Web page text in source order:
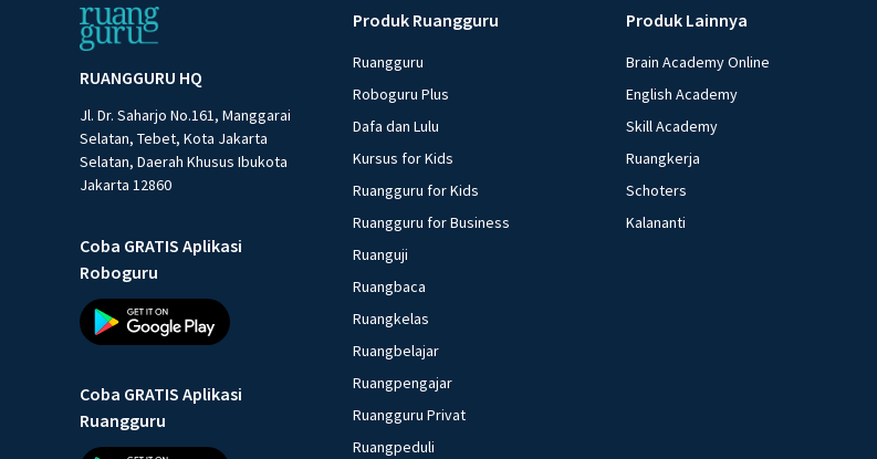
RUANGGURU HQ
Jl. Dr. Saharjo No.161, Manggarai
Selatan, Tebet, Kota Jakarta
Selatan, Daerah Khusus Ibukota
Jakarta 12860
Coba GRATIS Aplikasi
Roboguru
Coba GRATIS Aplikasi
Ruangguru
Produk Ruangguru
Ruangguru
Roboguru Plus
Dafa dan Lulu
Kursus for Kids
Ruangguru for Kids
Ruangguru for Business
Ruanguji
Ruangbaca
Ruangkelas
Ruangbelajar
Ruangpengajar
Ruangguru Privat
Ruangpeduli
Produk Lainnya
Brain Academy Online
English Academy
Skill Academy
Ruangkerja
Schoters
Kalananti